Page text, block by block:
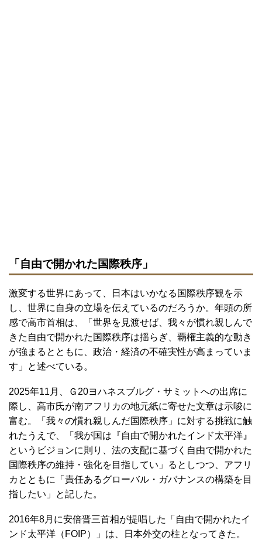
「自由で開かれた国際秩序」
激変する世界にあって、日本はいかなる国際秩序観を示
し、世界に自身の立場を伝えているのだろうか。年頭の所
感で高市首相は、「世界を見渡せば、我々が慣れ親しんで
きた自由で開かれた国際秩序は揺らぎ、覇権主義的な動き
が強まるとともに、政治・経済の不確実性が高まっていま
す」と述べている。
2025年11月、Ｇ20ヨハネスブルグ・サミットへの出席に
際し、高市氏が南アフリカの地元紙に寄せた文章は示唆に
富む。「我々の慣れ親しんだ国際秩序」に対する挑戦に触
れたうえで、「我が国は『自由で開かれたインド太平洋』
というビジョンに則り、法の支配に基づく自由で開かれた
国際秩序の維持・強化を目指してい」るとしつつ、アフリ
カとともに「責任あるグローバル・ガバナンスの構築を目
指したい」と記した。
2016年8月に安倍晋三首相が提唱した「自由で開かれたイ
ンド太平洋（FOIP）」は、日本外交の柱となってきた。